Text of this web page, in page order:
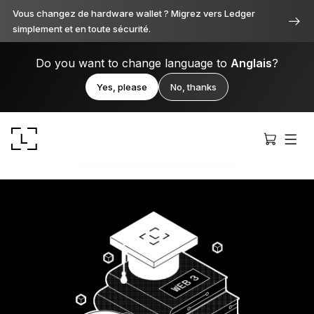
Vous changez de hardware wallet ? Migrez vers Ledger
simplement et en toute sécurité.
Do you want to change language to Anglais?
Yes, please No, thanks
Ledger Stax
Premium sous toutes ses facettes